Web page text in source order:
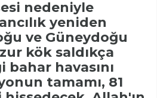
nedeniyle
yeniden
ve Güneydoğu
kök saldıkça
havasını
tamamı, 81